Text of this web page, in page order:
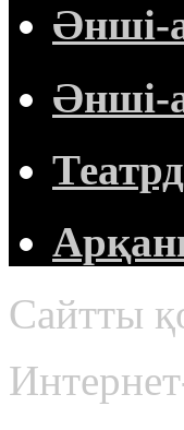
Әнші-
Әнші-
Сайтты